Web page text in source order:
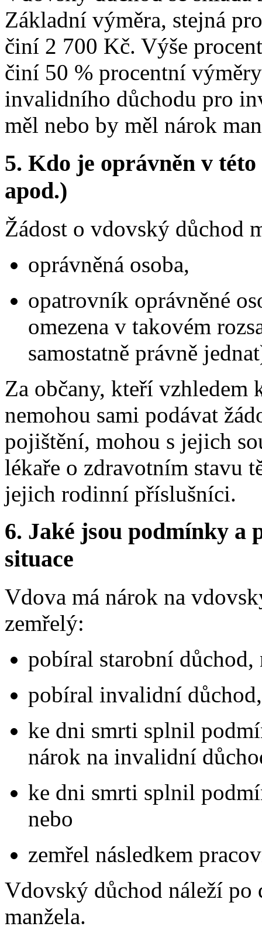
Základní výměra, stejná
činí 2 700 Kč. Výše
činí 50 % procentní
invalidního důchodu pro
měl nebo by měl nárok
5. Kdo je oprávněn v
apod.)
Žádost o vdovský důchod
oprávněná osoba,
opatrovník oprávněné
omezena v takovém
samostatně právně
Za občany, kteří vzhledem
nemohou sami podávat
pojištění, mohou s jejich
lékaře o zdravotním stavu
jejich rodinní příslušníci.
6. Jaké jsou podmínky a
situace
Vdova má nárok na
zemřelý:
pobíral starobní důchod,
pobíral invalidní
ke dni smrti splnil
nárok na invalidní
ke dni smrti splnil
nebo
zemřel následkem
Vdovský důchod náleží
manžela.